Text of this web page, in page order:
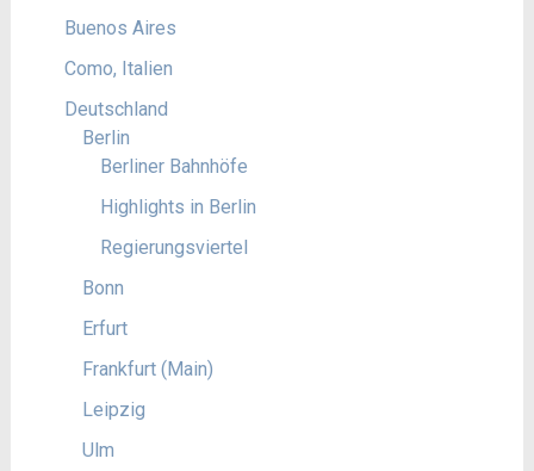
Buenos Aires
Como, Italien
Deutschland
Berlin
Berliner Bahnhöfe
Highlights in Berlin
Regierungsviertel
Bonn
Erfurt
Frankfurt (Main)
Leipzig
Ulm